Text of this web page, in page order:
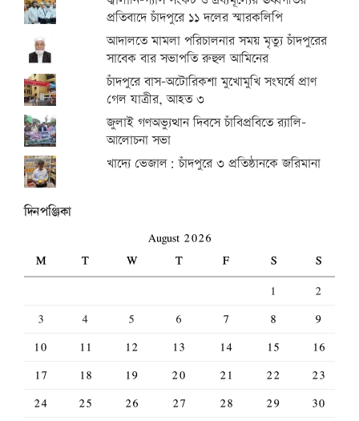
প্রতিবাদে চাঁদপুরে ১১ দলের স্মারকলিপি
আদালতে মামলা পরিচালনার সময় মৃত্যু চাঁদপুরের
সাবেক বার সভাপতি রুহুল আমিনের
চাঁদপুরে বাস-অটোরিকশা মুখোমুখি সংঘর্ষে প্রাণ
গেল যাত্রীর, আহত ৩
জুলাই গণঅভ্যুত্থান দিবসে চাঁবিপ্রবিতে র‍্যালি-
আলোচনা সভা
খাদ্যে ভেজাল: চাঁদপুরে ৩ প্রতিষ্ঠানকে জরিমানা
দিনপঞ্জিকা
August 2026
M
T W T F S
S
1
2
3
4 5 6 7 8
9
10
11 12 13 14 15
16
17
18 19 20 21 22
23
24
25 26 27 28 29
30